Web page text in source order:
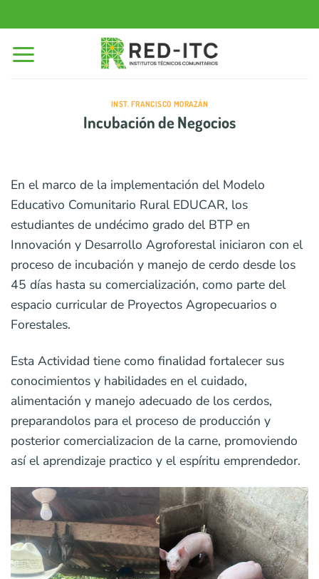
al
contenido
INST. FRANCISCO MORAZÁN
Incubación de Negocios
En el marco de la implementación del Modelo
Educativo Comunitario Rural EDUCAR, los
estudiantes de undécimo grado del BTP en
Innovación y Desarrollo Agroforestal iniciaron con el
proceso de incubación y manejo de cerdo desde los
45 días hasta su comercialización, como parte del
espacio curricular de Proyectos Agropecuarios o
Forestales.
Esta Actividad tiene como finalidad fortalecer sus
conocimientos y habilidades en el cuidado,
alimentación y manejo adecuado de los cerdos,
preparandolos para el proceso de producción y
posterior comercializacion de la carne, promoviendo
así el aprendizaje practico y el espíritu emprendedor.